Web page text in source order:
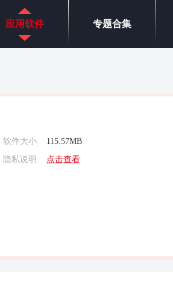
应用软件 专题合集
软件大小 115.57MB
隐私说明 点击查看